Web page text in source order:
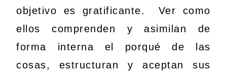
objetivo es gratificante. Ver como
ellos comprenden y asimilan de
forma interna el porqué de las
cosas, estructuran y aceptan sus